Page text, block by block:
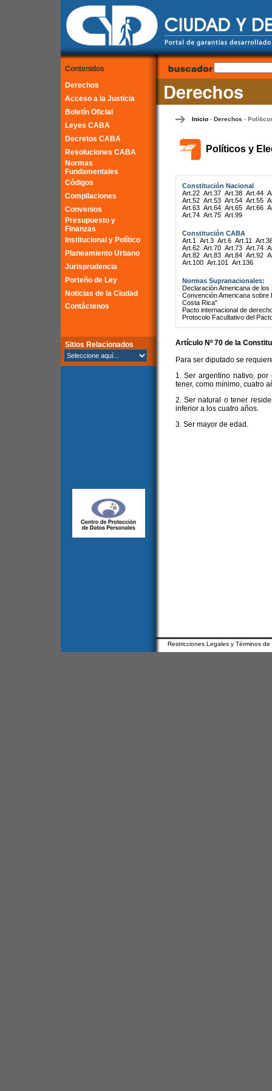
Contenidos
Derechos
Acceso a la Justicia
Boletín Oficial
Leyes CABA
Decretos CABA
Resoluciones CABA
Normas
Fundamentales
Códigos
Compilaciones
Convenios
Presupuesto y
Finanzas
Institucional y Político
Planeamiento Urbano
Jurisprudencia
Porteño de Ley
Noticias de la Ciudad
Contáctenos
Sitios Relacionados
Inicio- Derechos -
Políticos y
Constitución Nacional
Art.22 Art.37 Art.38 Art.44
Art.52 Art.53 Art.54 Art.55
Art.63 Art.64 Art.65 Art.66
Art.74 Art.75 Art.99
Constitución CABA
Art.1
Art.3 Art.6 Art.11
Art.62 Art.70 Art.73 Art.74
Art.82 Art.83 Art.84 Art.92
Art.100 Art.101 Art.136
Normas Supranacionales:
Declaración Americana de
Convención Americana
Costa Rica"
Pacto internacional de
Protocolo Facultativo del
Artículo Nº 70 de la
Para ser diputado se
1. Ser argentino nativo,
tener, como mínimo, cuatro
2. Ser natural o tener
inferior a los cuatro años.
3. Ser mayor de edad.
Restricciones Legales y Términos de